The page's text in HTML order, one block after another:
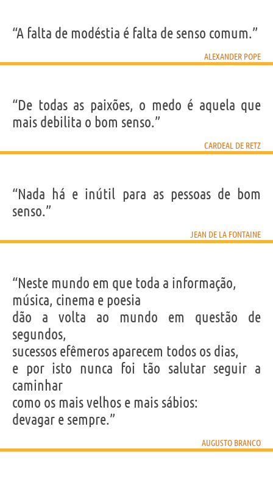
“A falta de modéstia é falta de senso comum.”
ALEXANDER POPE
“De todas as paixões, o medo é aquela que
mais debilita o bom senso.”
CARDEAL DE RETZ
“Nada há e inútil para as pessoas de bom
senso.”
JEAN DE LA FONTAINE
“Neste mundo em que toda a informação,
música, cinema e poesia
dão a volta ao mundo em questão de
segundos,
sucessos efêmeros aparecem todos os dias,
e por isto nunca foi tão salutar seguir a
caminhar
como os mais velhos e mais sábios:
devagar e sempre.”
AUGUSTO BRANCO